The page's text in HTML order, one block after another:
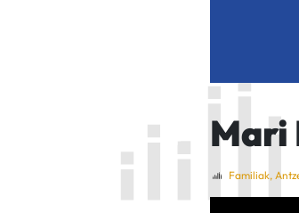
Mari
Familiak,